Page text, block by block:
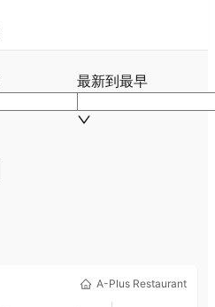
最新到最早
A-Plus Restaurant